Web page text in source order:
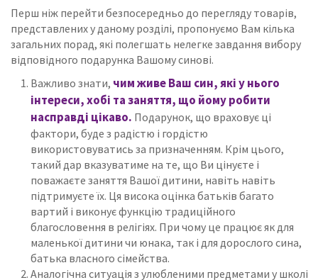
Перш ніж перейти безпосередньо до перегляду товарів,
представлених у даному розділі, пропонуємо Вам кілька
загальних порад, які полегшать нелегке завдання вибору
відповідного подарунка Вашому синові.
Важливо знати, чим живе Ваш син, які у нього
інтереси, хобі та заняття, що йому робити
насправді цікаво. Подарунок, що враховує ці
фактори, буде з радістю і гордістю
використовуватись за призначенням. Крім цього,
такий дар вказуватиме на те, що Ви цінуєте і
поважаєте заняття Вашої дитини, навіть навіть
підтримуєте їх. Ця висока оцінка батьків багато
вартий і виконує функцію традиційного
благословення в релігіях. При чому це працює як для
маленької дитини чи юнака, так і для дорослого сина,
батька власного сімейства.
Аналогічна ситуація з улюбленими предметами у школі